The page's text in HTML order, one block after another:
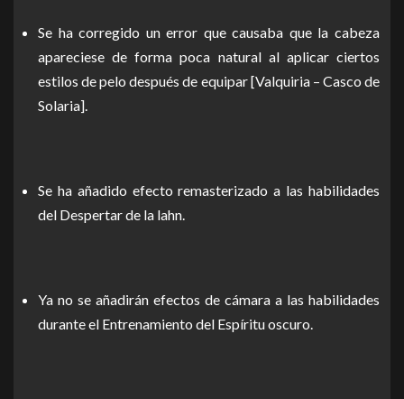
Se ha corregido un error que causaba que la cabeza
apareciese de forma poca natural al aplicar ciertos
estilos de pelo después de equipar [Valquiria – Casco de
Solaria].
Se ha añadido efecto remasterizado a las habilidades
del Despertar de la lahn.
Ya no se añadirán efectos de cámara a las habilidades
durante el Entrenamiento del Espíritu oscuro.